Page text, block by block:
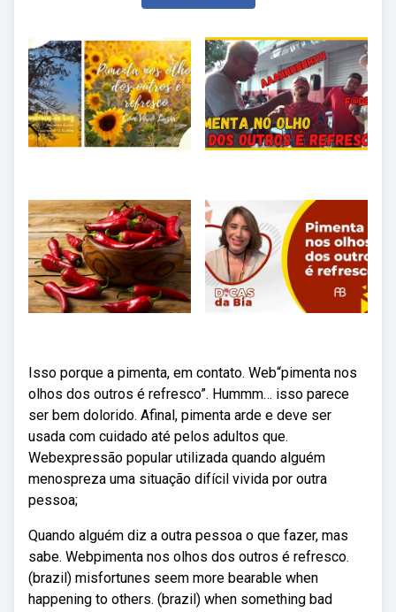
Isso porque a pimenta, em contato. Web“pimenta nos
olhos dos outros é refresco”. Hummm… isso parece
ser bem dolorido. Afinal, pimenta arde e deve ser
usada com cuidado até pelos adultos que.
Webexpressão popular utilizada quando alguém
menospreza uma situação difícil vivida por outra
pessoa;
Quando alguém diz a outra pessoa o que fazer, mas
sabe. Webpimenta nos olhos dos outros é refresco.
(brazil) misfortunes seem more bearable when
happening to others. (brazil) when something bad